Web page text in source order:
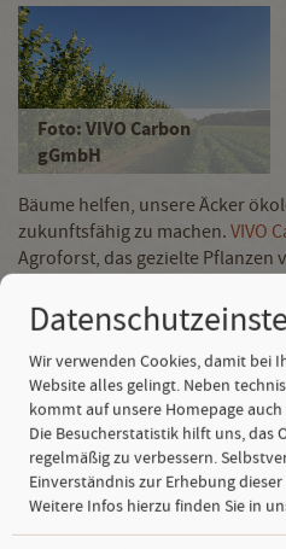
Foto: VIVO Carbon
gGmbH
Bäume helfen, unsere Äcker
zukunftsfähig zu machen. VIVO
Agroforst, das gezielte Pflanzen
Kohlenstoff langfristig
den Bäumen und um sie herum
zahlreiche Tier- oder Pilzarten.
Spätestens 2030, wenn für
EU der verpflichtende Ausgleich
tritt, werden seriöse Angebote
Nachfrage erleben. Überdies
das Gesetz zur
diesem Stichtag mindestens 20
Wir verwenden Cookies, damit bei
Website alles gelingt. Neben
kommt auf unsere Homepage
Die Besucherstatistik hilft uns, das
regelmäßig zu verbessern.
Einverständnis zur Erhebung
Weitere Infos hierzu finden Sie in